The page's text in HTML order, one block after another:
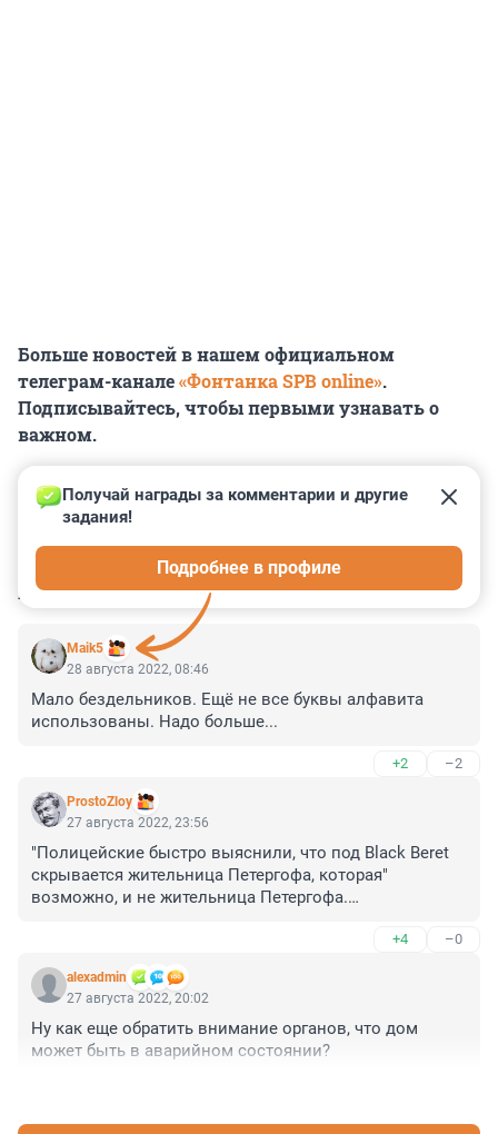
Больше новостей в нашем официальном
телеграм-канале«Фонтанка SPB online».
Подписывайтесь, чтобы первыми узнавать о
важном.
КОММЕНТАРИИ 7
Maik5
Получай награды за комментарии и другие
задания!
Подробнее в профиле
28 августа 2022, 08:46
Мало бездельников. Ещё не все буквы алфавита
использованы. Надо больше...
+2 –2
ProstoZloy
27 августа 2022, 23:56
"Полицейские быстро выяснили, что под Black Beret
скрывается жительница Петергофа, которая"
возможно, и не жительница Петергофа.
"на звонки за неё отвечает робот Олег" Так, может,
именно он и "зловещее сообщение" оставил?
+4 –0
alexadmin
27 августа 2022, 20:02
Ну как еще обратить внимание органов, что дом
может быть в аварийном состоянии?